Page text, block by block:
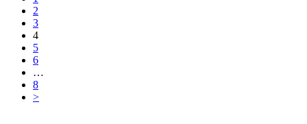
Page
2
Page
3
Page
4
Page
5
Page
6
…
Page
8
>